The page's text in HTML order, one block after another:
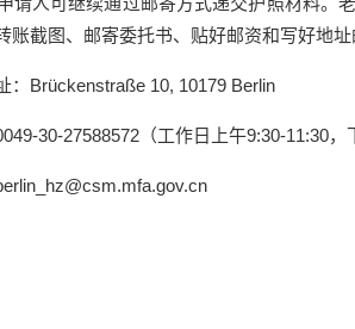
账截图、邮寄委托书、贴好邮资和写好地
：Brückenstraße 10, 10179 Berlin
30-27588572（工作日上午9:30-11:30，